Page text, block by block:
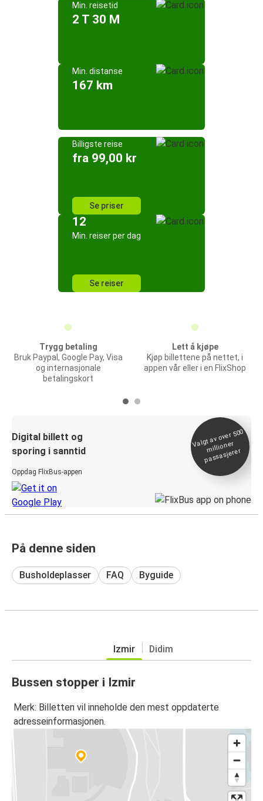
Min. reisetid
2 T 30 M
Min. distanse
167 km
Billigste reise
fra 99,00 kr
Se priser
12
Min. reiser per dag
Se reiser
Trygg betaling
Bruk Paypal, Google Pay, Visa
og internasjonale
betalingskort
Lett å kjøpe
Kjøp billettene på nettet, i
appen vår eller i en FlixShop
Digital billett og
sporing i sanntid
Oppdag FlixBus-appen
Valgt av over 500
millioner
passasjerer
På denne siden
Busholdeplasser FAQ Byguide
Izmir Didim
Bussen stopper i Izmir
Merk: Billetten vil inneholde den mest oppdaterte
adresseinformasjonen.